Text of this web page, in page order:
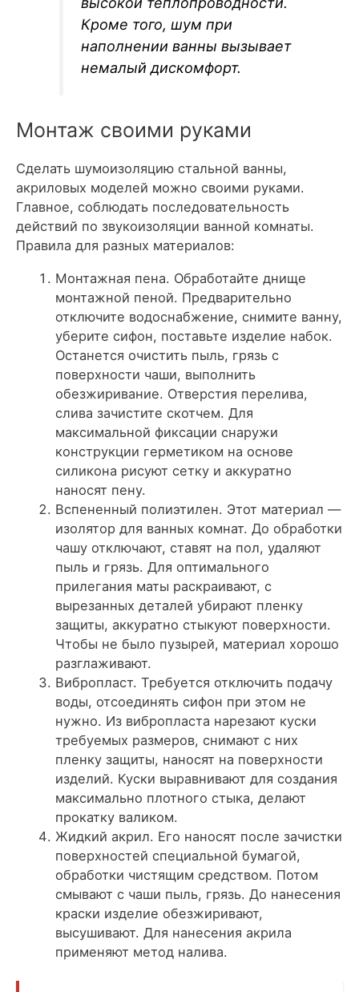
Кроме того, шум при
наполнении ванны вызывает
немалый дискомфорт.
Монтаж своими руками
Сделать шумоизоляцию стальной ванны,
акриловых моделей можно своими руками.
Главное, соблюдать последовательность
действий по звукоизоляции ванной комнаты.
Правила для разных материалов:
Монтажная пена. Обработайте днище
монтажной пеной. Предварительно
отключите водоснабжение, снимите ванну,
уберите сифон, поставьте изделие набок.
Останется очистить пыль, грязь с
поверхности чаши, выполнить
обезжиривание. Отверстия перелива,
слива зачистите скотчем. Для
максимальной фиксации снаружи
конструкции герметиком на основе
силикона рисуют сетку и аккуратно
наносят пену.
Вспененный полиэтилен. Этот материал —
изолятор для ванных комнат. До обработки
чашу отключают, ставят на пол, удаляют
пыль и грязь. Для оптимального
прилегания маты раскраивают, с
вырезанных деталей убирают пленку
защиты, аккуратно стыкуют поверхности.
Чтобы не было пузырей, материал хорошо
разглаживают.
Вибропласт. Требуется отключить подачу
воды, отсоединять сифон при этом не
нужно. Из вибропласта нарезают куски
требуемых размеров, снимают с них
пленку защиты, наносят на поверхности
изделий. Куски выравнивают для создания
максимально плотного стыка, делают
прокатку валиком.
Жидкий акрил. Его наносят после зачистки
поверхностей специальной бумагой,
обработки чистящим средством. Потом
смывают с чаши пыль, грязь. До нанесения
краски изделие обезжиривают,
высушивают. Для нанесения акрила
применяют метод налива.